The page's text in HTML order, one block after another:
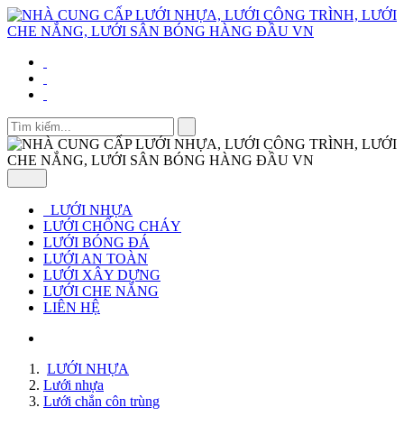
LƯỚI NHỰA
LƯỚI CHỐNG CHÁY
LƯỚI BÓNG ĐÁ
LƯỚI AN TOÀN
LƯỚI XÂY DỰNG
LƯỚI CHE NẮNG
LIÊN HỆ
LƯỚI NHỰA
Lưới nhựa
Lưới chắn côn trùng